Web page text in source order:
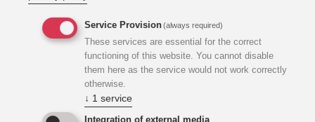
Raumwidmungen
Folgende wesentliche Raumwidmungen konnten im Zuge
Service Provision(always required)
These services are essential for the correct
functioning of this website. You cannot disable
them here as the service would not work correctly
otherwise.
↓ 1 service
Integration of external media